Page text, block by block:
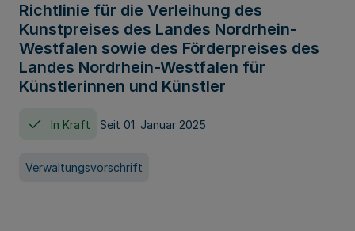
Richtlinie für die Verleihung des
Kunstpreises des Landes Nordrhein-
Westfalen sowie des Förderpreises des
Landes Nordrhein-Westfalen für
Künstlerinnen und Künstler
In Kraft Seit 01. Januar 2025
Verwaltungsvorschrift